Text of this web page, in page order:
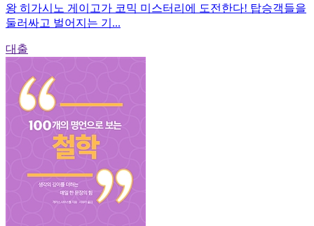
왕 히가시노 게이고가 코믹 미스터리에 도전한다! 탑승객들을
둘러싸고 벌어지는 기...
대출